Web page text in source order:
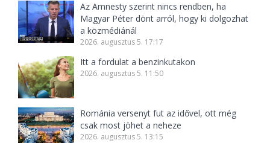
Az Amnesty szerint nincs rendben, ha
Magyar Péter dönt arról, hogy ki dolgozhat
a közmédiánál
2026. augusztus 5. 17:17
Itt a fordulat a benzinkutakon
2026. augusztus 5. 11:50
Románia versenyt fut az idővel, ott még
csak most jöhet a neheze
2026. augusztus 5. 13:15